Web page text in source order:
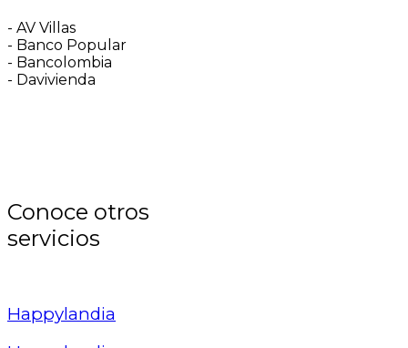
- AV Villas
- Banco Popular
- Bancolombia
- Davivienda
Conoce otros
servicios
Happylandia